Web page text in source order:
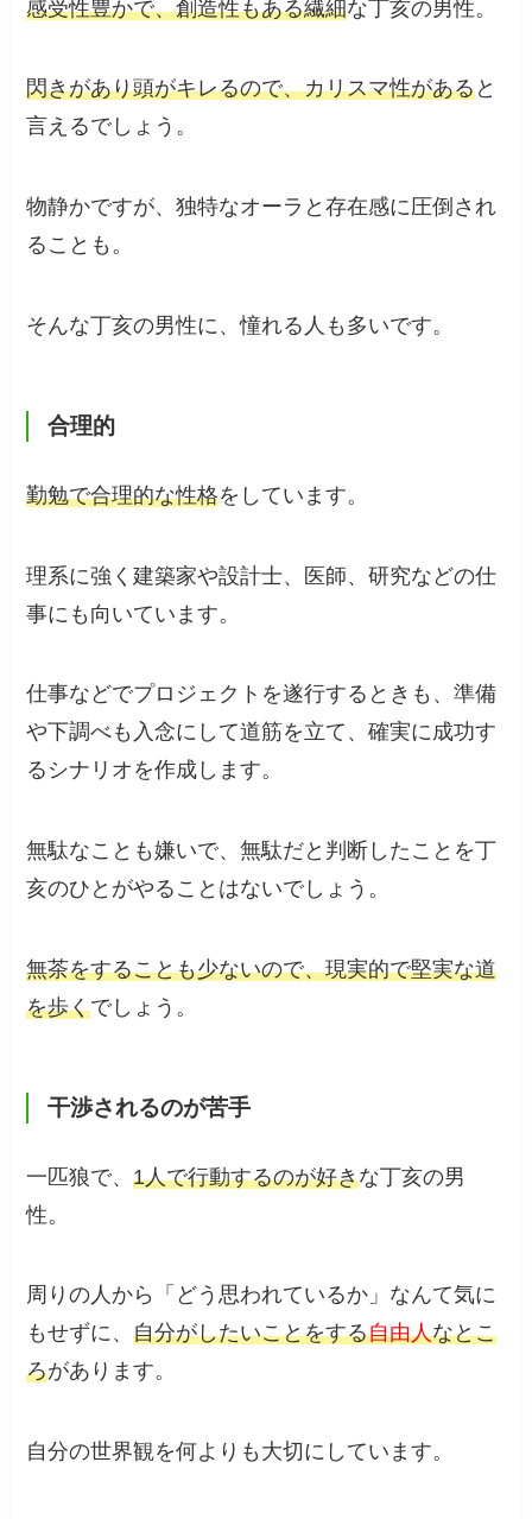
感受性豊かで、創造性もある繊細な丁亥の男性。
閃きがあり頭がキレるので、カリスマ性があると
言えるでしょう。
物静かですが、独特なオーラと存在感に圧倒され
ることも。
そんな丁亥の男性に、憧れる人も多いです。
合理的
勤勉で合理的な性格をしています。
理系に強く建築家や設計士、医師、研究などの仕
事にも向いています。
仕事などでプロジェクトを遂行するときも、準備
や下調べも入念にして道筋を立て、確実に成功す
るシナリオを作成します。
無駄なことも嫌いで、無駄だと判断したことを丁
亥のひとがやることはないでしょう。
無茶をすることも少ないので、現実的で堅実な道
を歩くでしょう。
干渉されるのが苦手
一匹狼で、1人で行動するのが好きな丁亥の男
性。
周りの人から「どう思われているか」なんて気に
もせずに、自分がしたいことをする自由人なとこ
ろがあります。
自分の世界観を何よりも大切にしています。